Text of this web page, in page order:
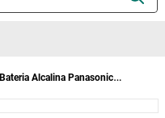
Bateria Alcalina Panasonic